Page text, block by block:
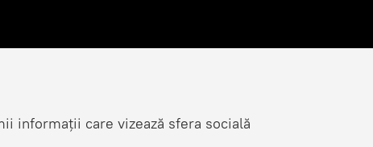
informații care vizează sfera socială